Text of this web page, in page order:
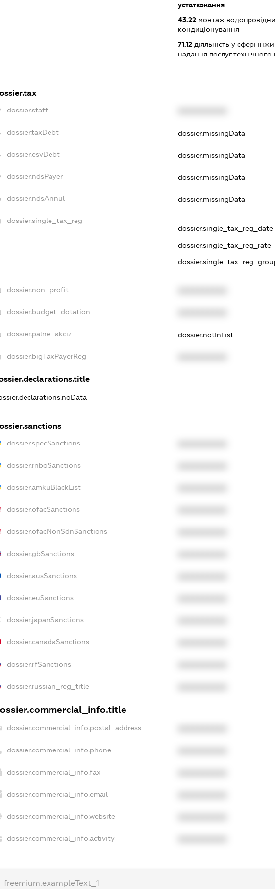
устатковання
43.22монтаж
кондиціонування
71.12діяльність у сфері
надання послуг
dossier.staff
dossier.taxDebt dossier.missingData
dossier.esvDebt dossier.missingData
dossier.ndsPayer dossier.missingData
dossier.ndsAnnul dossier.missingData
dossier.single_tax_reg
dossier.single_tax_reg_date -
dossier.single_tax_reg_rate
dossier.non_profit
dossier.budget_dotation
dossier.palne_akciz dossier.notInList
dossier.bigTaxPayerReg
dossier.specSanctions
dossier.rnboSanctions
dossier.amkuBlackList
dossier.ofacSanctions
dossier.ofacNonSdnSanctions
dossier.gbSanctions
dossier.ausSanctions
dossier.euSanctions
dossier.japanSanctions
dossier.canadaSanctions
dossier.rfSanctions
dossier.russian_reg_title
dossier.commercial_info.postal_address
dossier.commercial_info.phone
dossier.commercial_info.fax
dossier.commercial_info.email
dossier.commercial_info.website
dossier.commercial_info.activity
freemium.exampleText_1